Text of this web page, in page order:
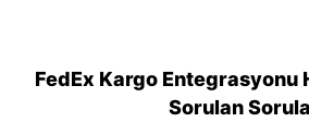
FedEx Kargo Entegrasyonu
Sorulan